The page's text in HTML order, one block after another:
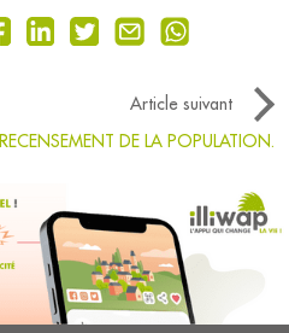
Article suivant
RECENSEMENT DE LA POPULATION.